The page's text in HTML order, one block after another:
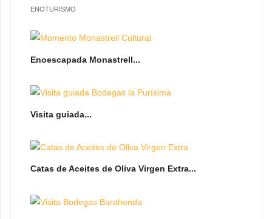
ENOTURISMO
Enoescapada Monastrell...
Visita guiada...
Catas de Aceites de Oliva Virgen Extra...